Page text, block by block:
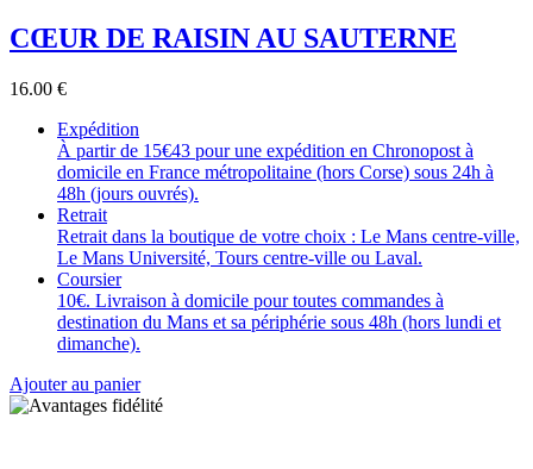
CŒUR DE RAISIN AU SAUTERNE
16.00 €
Expédition
À partir de 15€43 pour une expédition en Chronopost à
domicile en France métropolitaine (hors Corse) sous 24h à
48h (jours ouvrés).
Retrait
Retrait dans la boutique de votre choix : Le Mans centre-ville,
Le Mans Université, Tours centre-ville ou Laval.
Coursier
10€. Livraison à domicile pour toutes commandes à
destination du Mans et sa périphérie sous 48h (hors lundi et
dimanche).
Ajouter au panier